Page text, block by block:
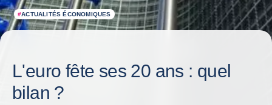
#ACTUALITÉS ÉCONOMIQUES
L'euro fête ses 20 ans : quel
bilan ?